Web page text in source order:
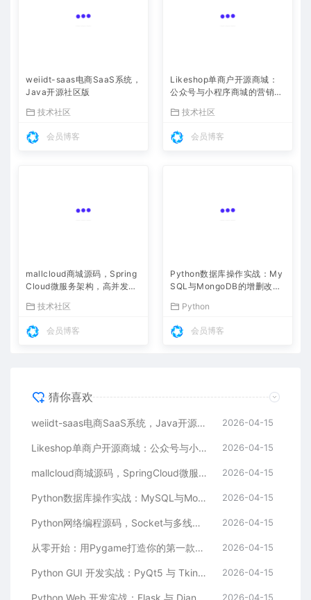
Java开源社区版
公众号与小程序商城的营销利
器
Cloud微服务架构，高并发电
商平台解决方案
全解析
Python
会员博客